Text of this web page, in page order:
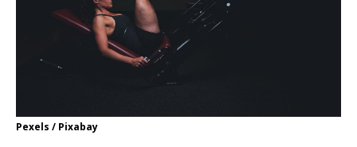
Pexels / Pixabay